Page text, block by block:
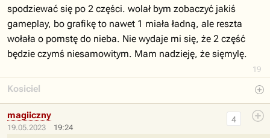
19
spodziewać się po 2 części. wolał bym zobaczyć jakiś
gameplay, bo grafikę to nawet 1 miała ładną, ale reszta
wołała o pomstę do nieba. Nie wydaje mi się, że 2 część
będzie czymś niesamowitym. Mam nadzieję, że sięmylę.
Kosiciel
19.05.2023 19:24
4
magiiczny